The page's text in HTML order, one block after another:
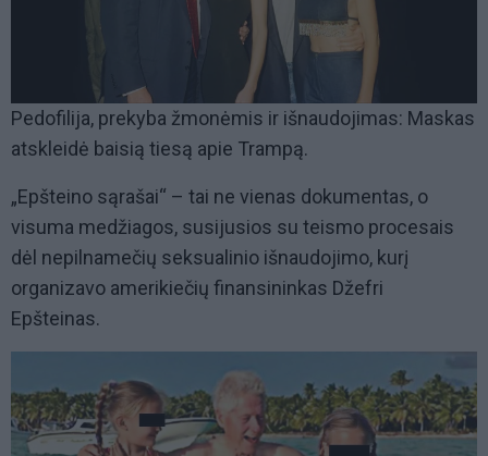
Pedofilija, prekyba žmonėmis ir išnaudojimas: Maskas
atskleidė baisią tiesą apie Trampą.
„Epšteino sąrašai“ – tai ne vienas dokumentas, o
visuma medžiagos, susijusios su teismo procesais
dėl nepilnamečių seksualinio išnaudojimo, kurį
organizavo amerikiečių finansininkas Džefri
Epšteinas.